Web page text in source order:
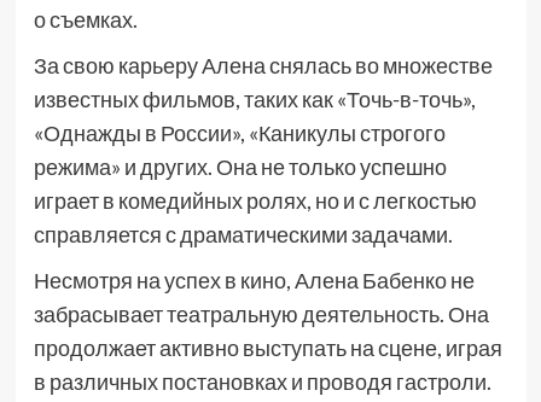
о съемках.
За свою карьеру Алена снялась во множестве
известных фильмов, таких как «Точь-в-точь»,
«Однажды в России», «Каникулы строгого
режима» и других. Она не только успешно
играет в комедийных ролях, но и с легкостью
справляется с драматическими задачами.
Несмотря на успех в кино, Алена Бабенко не
забрасывает театральную деятельность. Она
продолжает активно выступать на сцене, играя
в различных постановках и проводя гастроли.